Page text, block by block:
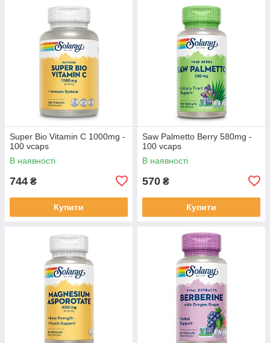
Super Bio Vitamin C 1000mg -
100 vcaps
В наявності
744 ₴
Купити
Saw Palmetto Berry 580mg -
100 vcaps
В наявності
570 ₴
Купити